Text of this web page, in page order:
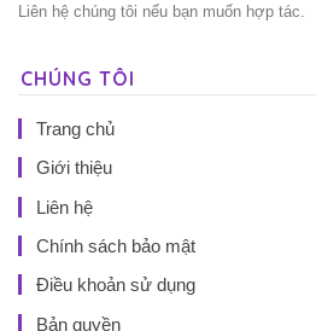
Liên hệ chúng tôi nếu bạn muốn hợp tác.
CHÚNG TÔI
Trang chủ
Giới thiệu
Liên hệ
Chính sách bảo mật
Điều khoản sử dụng
Bản quyền